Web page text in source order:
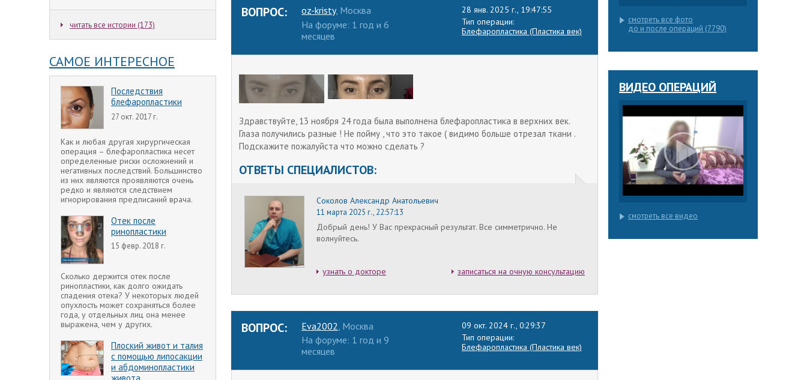
читать все истории (173)
САМОЕ ИНТЕРЕСНОЕ
Последствия
блефаропластики
27 окт. 2017 г.
Как и любая другая хирургическая
операция – блефаропластика несет
определенные риски осложнений и
негативных последствий. Большинство
из них являются проявляются очень
редко и являются следствием
игнорирования предписаний врача.
Отек после
ринопластики
15 февр. 2018 г.
Сколько держится отек после
ринопластики, как долго ожидать
спадения отека? У некоторых людей
опухлость может сохраняться более
года, у отдельных лиц она менее
выражена, чем у других.
Плоский живот и талия
с помощью липосакции
и абдоминопластики
ВОПРОС: oz-kristy, Москва
На форуме: 1 год и 6
месяцев
28 янв. 2025 г., 19:47:55
Тип операции:
Блефаропластика (Пластика век)
Здравствуйте, 13 ноября 24 года была выполнена блефаропластика в верхних век.
Глаза получились разные ! Не пойму , что это такое ( видимо больше отрезал ткани .
Подскажите пожалуйста что можно сделать ?
ОТВЕТЫ СПЕЦИАЛИСТОВ:
Соколов Александр Анатольевич
11 марта 2025 г., 22:57:13
Добрый день! У Вас прекрасный результат. Все симметрично. Не
волнуйтесь.
узнать о докторе записаться на очную консультацию
ВОПРОС: Eva2002 , Москва
На форуме: 1 год и 9
месяцев
09 окт. 2024 г., 0:29:37
Тип операции:
Блефаропластика (Пластика век)
смотреть все фото
до и после операций (7790)
ВИДЕО ОПЕРАЦИЙ
смотреть все видео